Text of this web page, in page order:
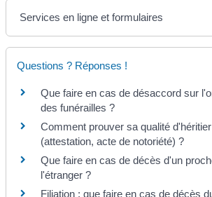
Services en ligne et formulaires
Questions ? Réponses !
Que faire en cas de désaccord sur
des funérailles ?
Comment prouver sa qualité d'héritier
(attestation, acte de notoriété) ?
Que faire en cas de décès d'un
l'étranger ?
Filiation : que faire en cas de décès